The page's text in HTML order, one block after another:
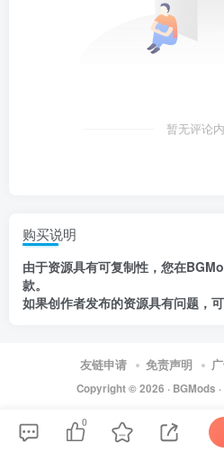
暂无评论
购买说明
由于资源具有可复制性， 您在
款。
如果创作者发布的资源具有问题 ，
友链申请 免责声明
Copyright © 2026 · BGMods
0